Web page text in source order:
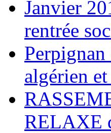
Janvier
rentrée
Perpignan
algérien
RELAXE